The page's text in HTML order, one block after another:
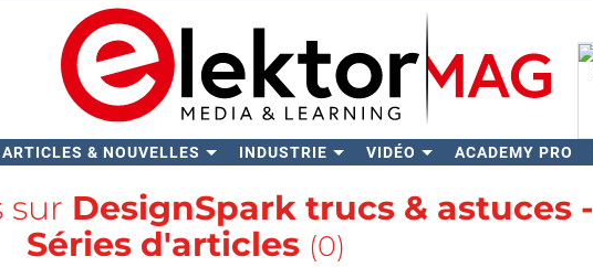
ARTICLES & NOUVELLES INDUSTRIE VIDÉO ACADEMY PRO
sur DesignSpark trucs & astuces -
Séries d'articles (0)